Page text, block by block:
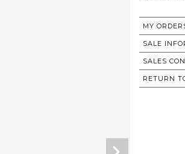
MY
SALE
SALES
RETURN